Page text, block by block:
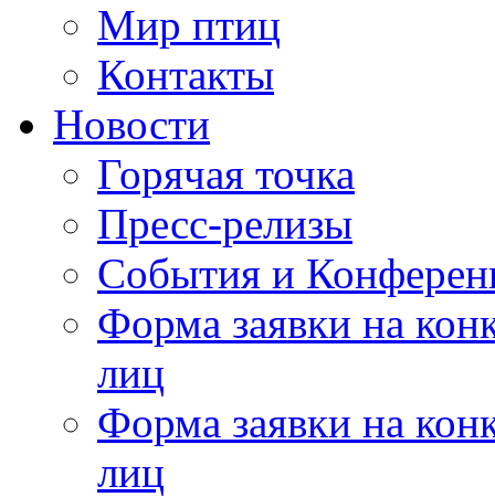
Мир птиц
Контакты
Новости
Горячая точка
Пресс-релизы
События и
Форма заявки на
лиц
Форма заявки на
лиц